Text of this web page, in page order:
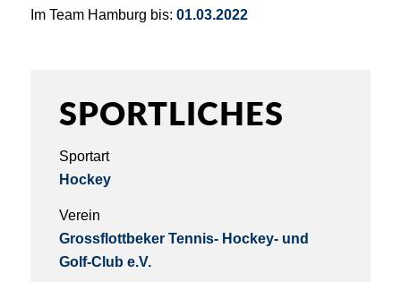
Im Team Hamburg bis: 01.03.2022
SPORTLICHES
Sportart
Hockey
Verein
Grossflottbeker Tennis- Hockey- und
Golf-Club e.V.